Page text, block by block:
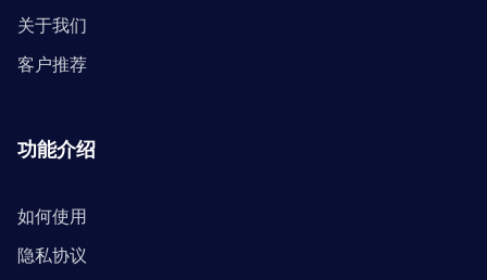
关于我们
客户推荐
功能介绍
如何使用
隐私协议